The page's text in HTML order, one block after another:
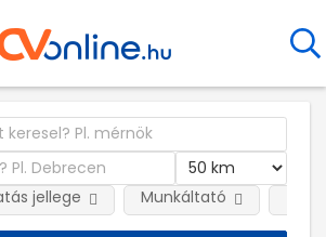
jellege Munkáltató